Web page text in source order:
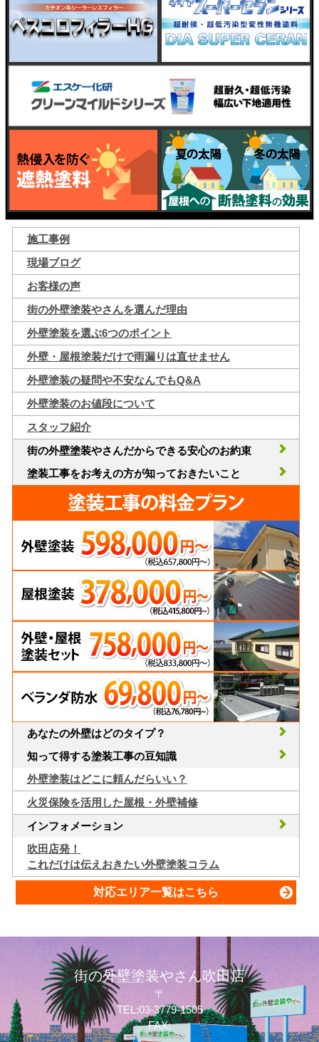
施工事例
現場ブログ
お客様の声
街の外壁塗装やさんを選んだ理由
外壁塗装を選ぶ6つのポイント
外壁・屋根塗装だけで雨漏りは直せません
外壁塗装の疑問や不安なんでもQ&A
外壁塗装のお値段について
スタッフ紹介
街の外壁塗装やさんだからできる安心のお約束
塗装工事をお考えの方が知っておきたいこと
あなたの外壁はどのタイプ？
知って得する塗装工事の豆知識
外壁塗装はどこに頼んだらいい？
火災保険を活用した屋根・外壁補修
インフォメーション
吹田店発！
これだけは伝えおきたい外壁塗装コラム
対応エリア一覧はこちら
街の外壁塗装やさん吹田店
〒
TEL:03-3779-1505
FAX: